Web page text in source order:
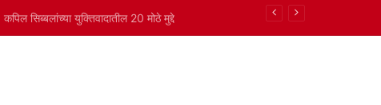
यांची नियुक्ती